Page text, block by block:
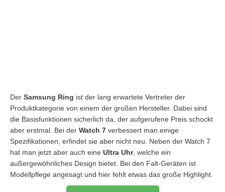
Der Samsung Ring ist der lang erwartete Vertreter der
Produktkategorie von einem der großen Hersteller. Dabei sind
die Basisfunktionen sicherlich da, der aufgerufene Preis schockt
aber erstmal. Bei der Watch 7 verbessert man einige
Spezifikationen, erfindet sie aber nicht neu. Neben der Watch 7
hat man jetzt aber auch eine Ultra Uhr, welche ein
außergewöhnliches Design bietet. Bei den Falt-Geräten ist
Modellpflege angesagt und hier fehlt etwas das große Highlight.